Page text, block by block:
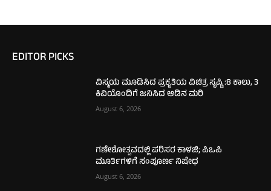
EDITOR PICKS
ವಿಸ್ಮಯ ಮೂಡಿಸಿದ ಪ್ರಕೃತಿಯ ವಿಚಿತ್ರ ಸೃಷ್ಟಿ :8 ಕಾಲು, 3
ಕಿವಿಯೊಂದಿಗೆ ಜನಿಸಿದ ಆಡಿನ ಮರಿ
August 6, 2026
ಗಣೇಶೋತ್ಸವದಲ್ಲಿ ಪರಿಸರ ಕಾಳಜಿ; ಪಿಒಪಿ
ಮೂರ್ತಿಗಳಿಗೆ ಸಂಪೂರ್ಣ ನಿಷೇಧ
August 6, 2026